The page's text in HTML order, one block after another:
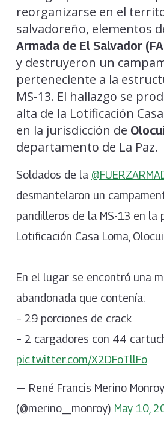
reorganizarse en el
salvadoreño, elementos
Armada de El Salvador
y destruyeron un
perteneciente a la
MS-13. El hallazgo se
alta de la Lotificación
en la jurisdicción de
departamento de La Paz.
Soldados de la
desmantelaron un
pandilleros de la MS-13 en
Lotificación Casa Loma,
En el lugar se encontró una
abandonada que contenía:
– 29 porciones de crack
– 2 cargadores con 44
pic.twitter.com/X2DFoTllFo
— René Francis Merino Monroy
(@merino_monroy) May 10,